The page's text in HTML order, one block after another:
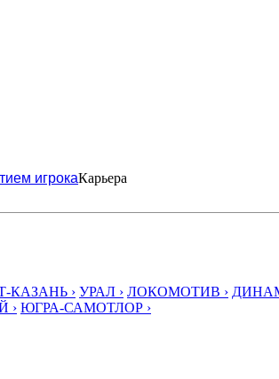
игрокаКарьера
КАЗАНЬ › УРАЛ › ЛОКОМОТИВ ›
› ЮГРА-САМОТЛОР ›